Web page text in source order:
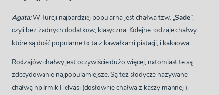
Agata:W Turcji najbardziej popularna jest chałwa tzw. „Sade”,
czyli bez żadnych dodatków, klasyczna. Kolejne rodzaje chałwy
które są dość popularne to ta z kawałkami pistacji, i kakaowa.
Rodzajów chałwy jest oczywiście dużo więcej, natomiast te są
zdecydowanie najpopularniejsze. Są też słodycze nazywane
chałwą np.Irmik Helvasi (dosłownie chałwa z kaszy mannej ),